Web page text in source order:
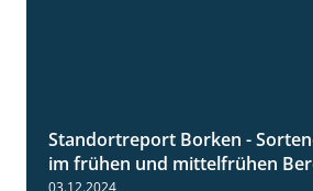
Standortreport Borken -
im frühen und mittelfrühen
03.12.2024